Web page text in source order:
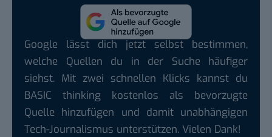
Google lässt dich jetzt selbst bestimmen,
welche Quellen du in der Suche häufiger
siehst. Mit zwei schnellen Klicks kannst du
BASIC thinking kostenlos als bevorzugte
Quelle hinzufügen und damit unabhängigen
Tech-Journalismus unterstützen. Vielen Dank!